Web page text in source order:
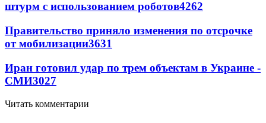
штурм с использованием роботов4262
Правительство приняло изменения по отсрочке
от мобилизации3631
Иран готовил удар по трем объектам в Украине -
СМИ3027
Читать комментарии